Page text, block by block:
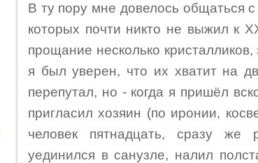
В ту пору мне довелось общаться
которых почти никто не выжил к
прощание несколько
я был уверен, что их хватит на
перепутал, но - когда я пришёл
пригласил хозяин (по иронии,
человек пятнадцать, сразу же
уединился в санузле, налил